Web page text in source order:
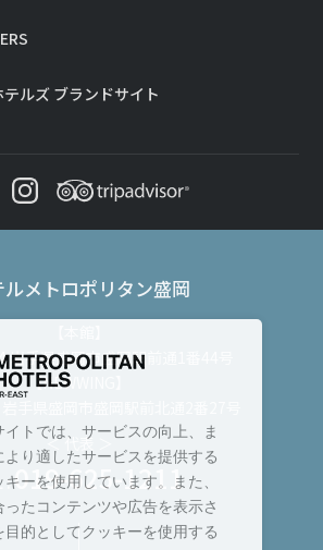
ルズ ブランドサイト
ルメトロポリタン盛岡
岩手県盛岡市盛岡駅前通1番44号
【NEWWING】
＜ 代表 ＞
:019-625-1211
イトでは、サービスの向上、ま
より適したサービスを提供する
ーを使用しています。また、
ったコンテンツや広告を表示さ
目的としてクッキーを使用する